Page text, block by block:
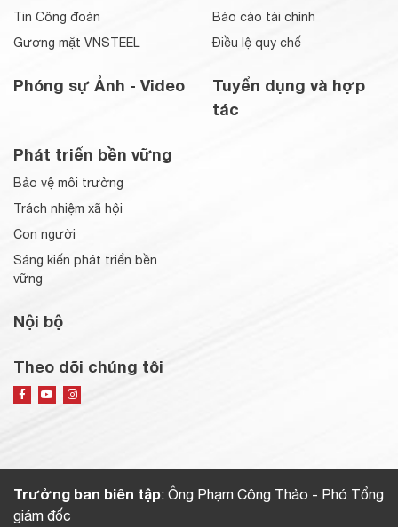
Tin Công đoàn
Gương mặt VNSTEEL
Phóng sự Ảnh - Video
Báo cáo tài chính
Điều lệ quy chế
Tuyển dụng và hợp
tác
Phát triển bền vững
Bảo vệ môi trường
Trách nhiệm xã hội
Con người
Sáng kiến phát triển bền
vững
Nội bộ
Theo dõi chúng tôi
Trưởng ban biên tập: Ông Phạm Công Thảo - Phó Tổng
giám đốc